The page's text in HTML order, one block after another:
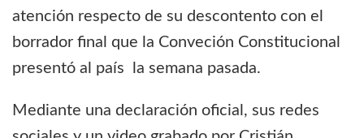
atención respecto de su descontento con el
borrador final que la Conveción Constitucional
presentó al país la semana pasada.
Mediante una declaración oficial, sus redes